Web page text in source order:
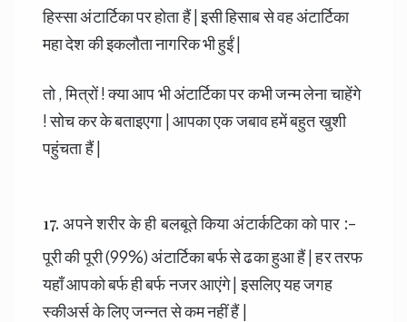
हिस्सा अंटार्टिका पर होता हैं | इसी हिसाब से वह अंटार्टिका
महा देश की इकलौता नागरिक भी हुईं |
तो , मित्रों ! क्या आप भी अंटार्टिका पर कभी जन्म लेना चाहेंगे
! सोच कर के बताइएगा | आपका एक जबाव हमें बहुत खुशी
पहुंचता हैं |
17. अपने शरीर के ही बलबूते किया अंटार्कटिका को पार :-
पूरी की पूरी (99%) अंटार्टिका बर्फ से ढका हुआ हैं | हर तरफ
यहाँ आपको बर्फ ही बर्फ नजर आएंगे | इसलिए यह जगह
स्कीअर्स के लिए जन्नत से कम नहीं हैं |